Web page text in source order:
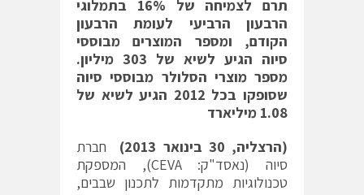
תרם לצמיחה של 16% בתמלוגי
הרבעון הרביעי לעומת הרבעון
הקודם, ומספר המוצרים מבוססי
סיוה הגיע לשיא של 303 מיליון.
מספר מוצרי הסלולר מבוססי סיוה
שסופקו בכל 2012 הגיע לשיא של
1.08 מיליארד
(הרצליה, 30 בינואר 2013)
חברת
סיוה (נאסד"ק: CEVA), המספקת
טכנולוגיות מתקדמות לתכנון שבבים,